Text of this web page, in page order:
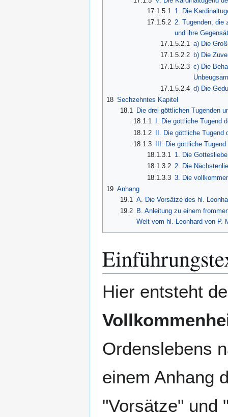
17.1.5.1
1. Die
17.1.5.2 2. Tugenden, die
und ihre
17.1.5.2.1
a) Die
17.1.5.2.2 b) Die
17.1.5.2.3 c) Die
17.1.5.2.4 d) Die
18 Sechzehntes Kapitel
18.1
Die drei göttlichen Tugenden
18.1.1
I. Die göttliche Tugend
18.1.2 II. Die göttliche Tugend
18.1.3
III. Die göttliche
18.1.3.1
1. Die
18.1.3.2 2. Die
18.1.3.3 3. Die
19 Anhang
19.1
A. Die Vorsätze des hl.
19.2
B. Anleitung zu einem
Welt vom hl. Leonhard von P.
Hier entsteht
Ordenslebens
einem Anhang
"Vorsätze" und